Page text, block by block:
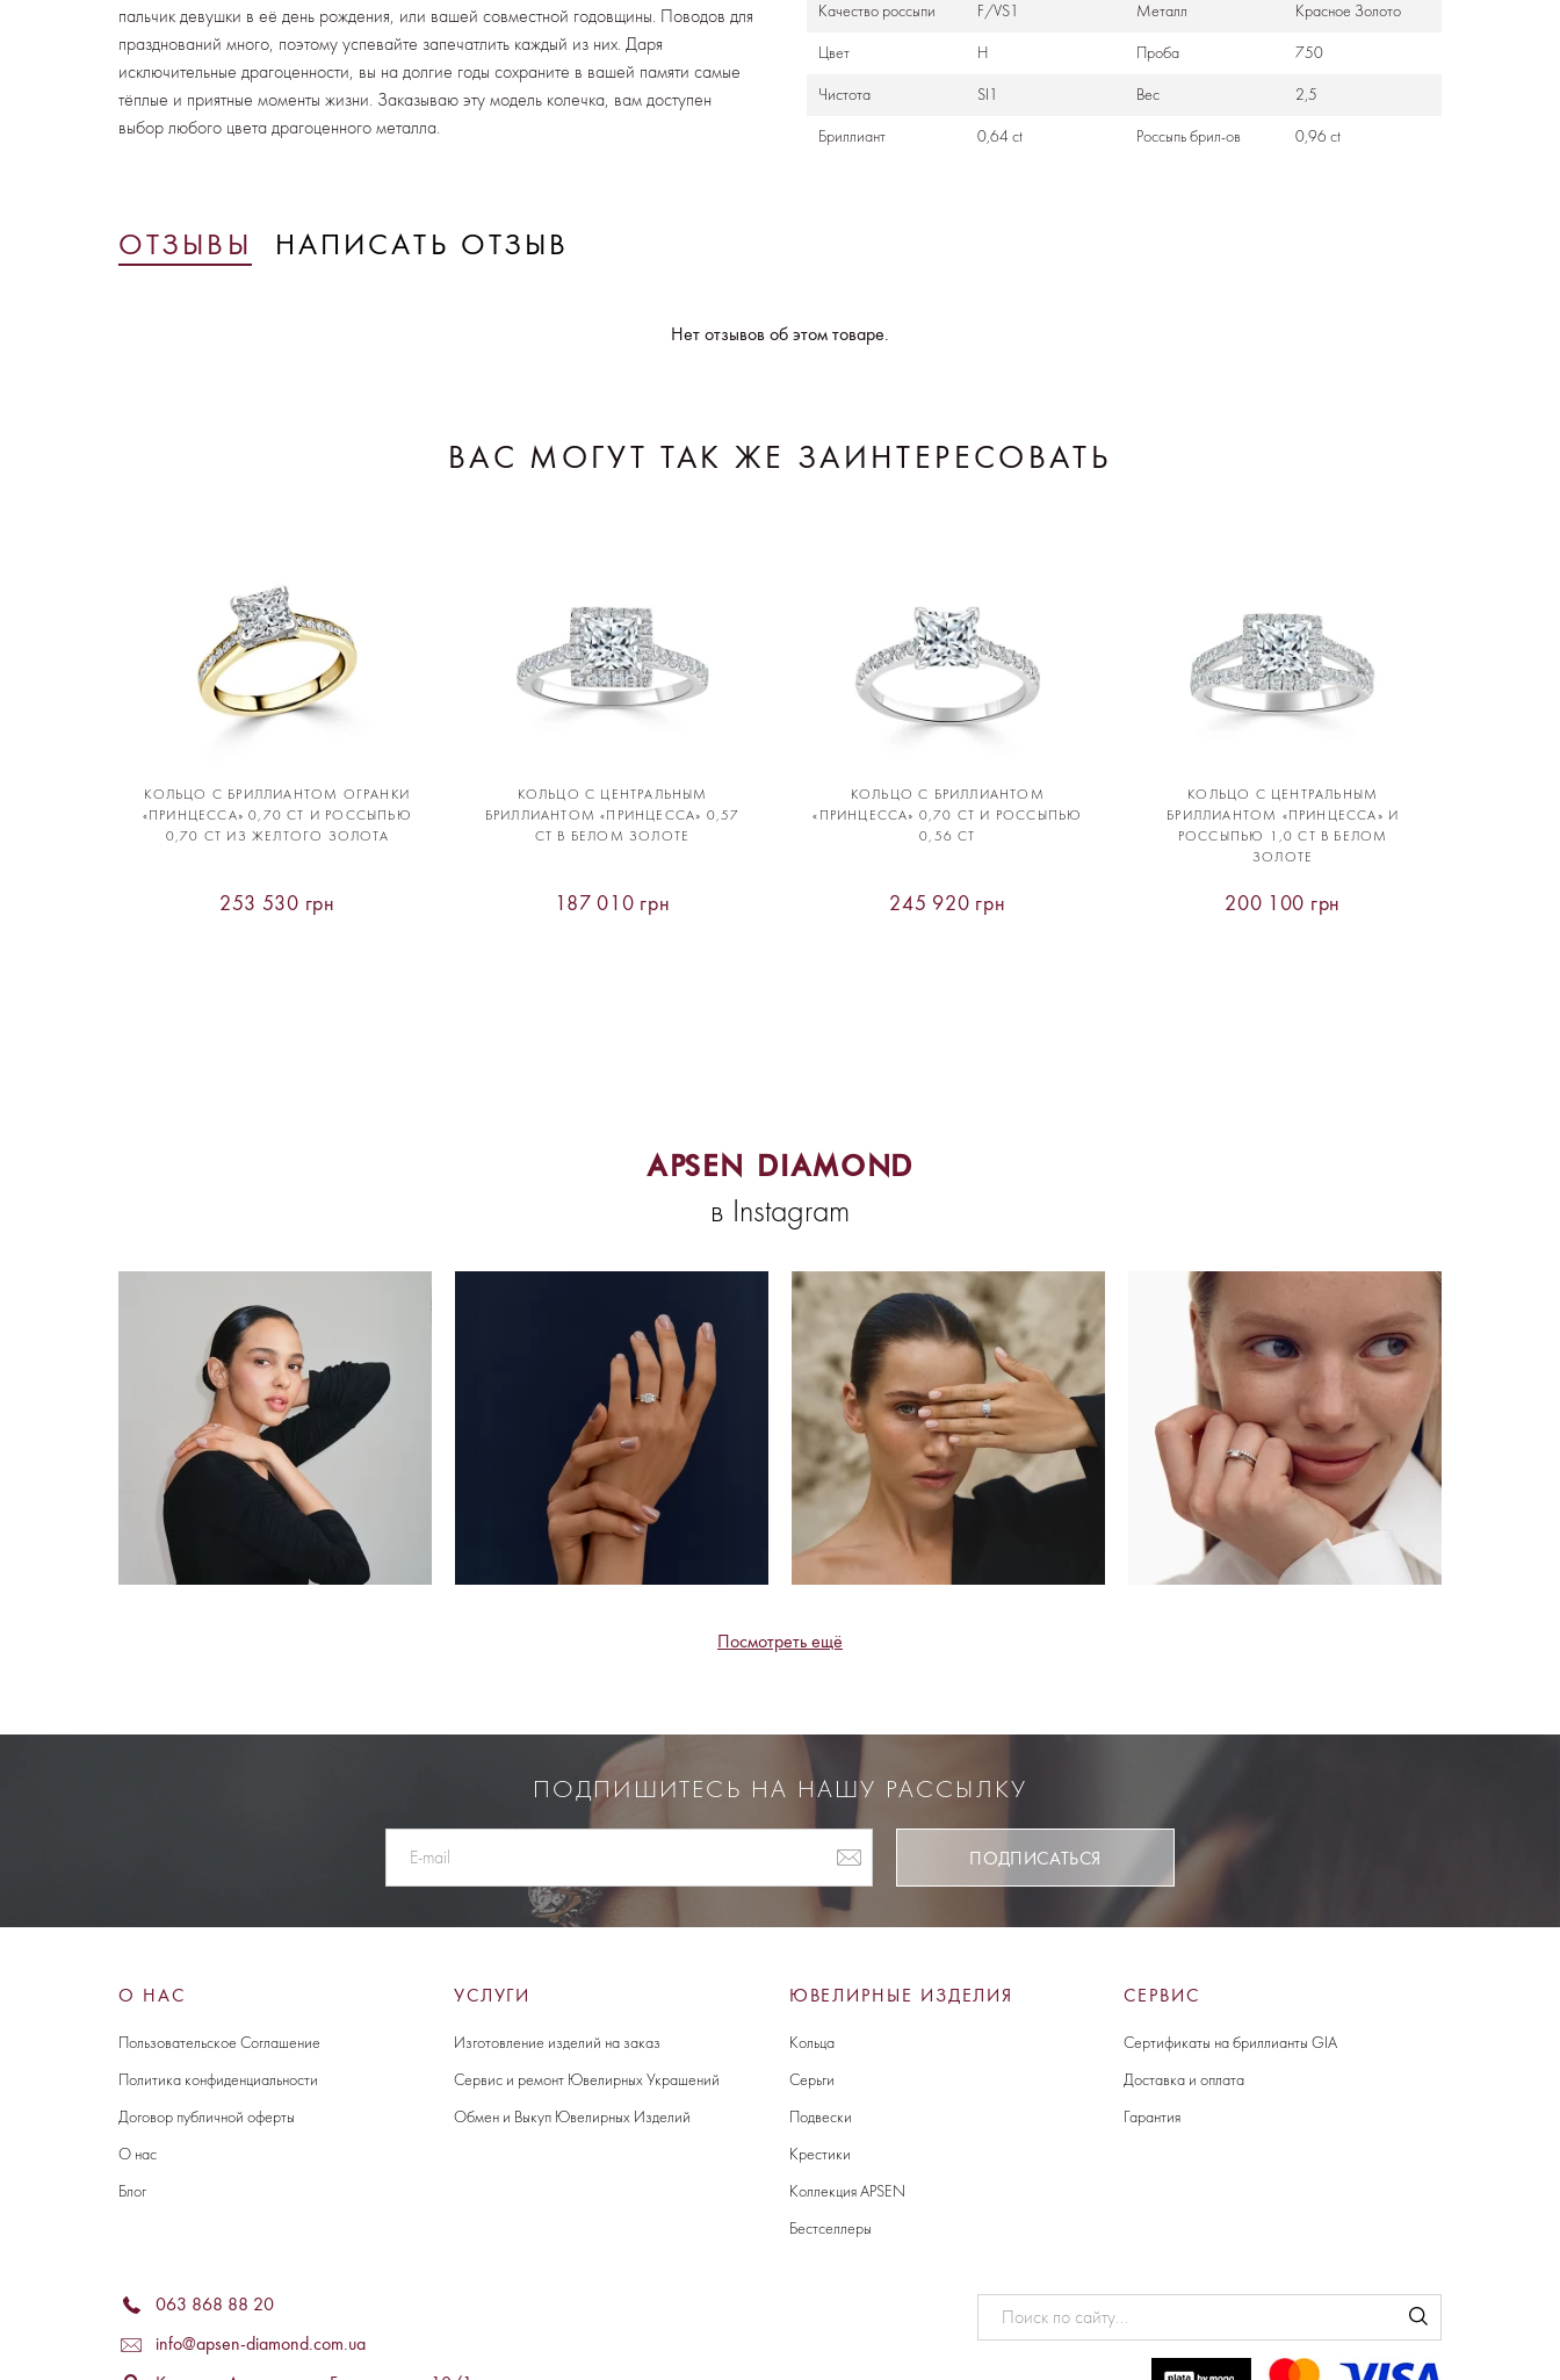
пальчик девушки в её день рождения, или вашей совместной годовщины. Поводов для
празднований много, поэтому успевайте запечатлить каждый из них. Даря
исключительные драгоценности, вы на долгие годы сохраните в вашей памяти самые
тёплые и приятные моменты жизни. Заказываю эту модель колечка, вам доступен
выбор любого цвета драгоценного металла.
Качество россыпи F/VS1 Металл Красное Золото
Цвет Н Проба 750
Чистота SI1 Вес 2,5
Бриллиант 0,64 ct Россыпь брил-ов 0,96 ct
ОТЗЫВЫ НАПИСАТЬ ОТЗЫВ
Нет отзывов об этом товаре.
ВАС МОГУТ ТАК ЖЕ ЗАИНТЕРЕСОВАТЬ
КОЛЬЦО С БРИЛЛИАНТОМ ОГРАНКИ
«ПРИНЦЕССА» 0,70 CT И РОССЫПЬЮ
0,70 CT ИЗ ЖЕЛТОГО ЗОЛОТА
253 530 грн
КОЛЬЦО С ЦЕНТРАЛЬНЫМ
БРИЛЛИАНТОМ «ПРИНЦЕССА» 0,57
CT В БЕЛОМ ЗОЛОТЕ
187 010 грн
КОЛЬЦО С БРИЛЛИАНТОМ
«ПРИНЦЕССА» 0,70 CT И РОССЫПЬЮ
0,56 CT
245 920 грн
КОЛЬЦО С ЦЕНТРАЛЬНЫМ
БРИЛЛИАНТОМ «ПРИНЦЕССА» И
РОССЫПЬЮ 1,0 CT В БЕЛОМ
ЗОЛОТЕ
200 100 грн
APSEN DIAMOND
в Instagram
Посмотреть ещё
ПОДПИШИТЕСЬ НА НАШУ РАССЫЛКУ
ПОДПИСАТЬСЯ
О НАС
Пользовательское Соглашение
Политика конфиденциальности
Договор публичной оферты
О нас
Блог
УСЛУГИ
Изготовление изделий на заказ
Сервис и ремонт Ювелирных Украшений
Обмен и Выкуп Ювелирных Изделий
ЮВЕЛИРНЫЕ ИЗДЕЛИЯ
Кольца
Серьги
Подвески
Крестики
Коллекция APSEN
Бестселлеры
СЕРВИС
Сертификаты на бриллианты GIA
Доставка и оплата
Гарантия
063 868 88 20
info@apsen-diamond.com.ua